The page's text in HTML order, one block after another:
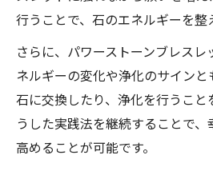
行うことで、石のエネルギーを整
さらに、パワーストーンブレス
ネルギーの変化や浄化のサイン
石に交換したり、浄化を行うこと
うした実践法を継続することで
高めることが可能です。